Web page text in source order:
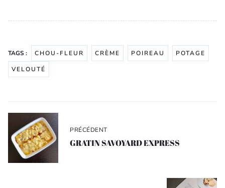
TAGS : CHOU-FLEUR CRÈME POIREAU
POTAGE
VELOUTÉ
l’article
PRÉCÉDENT
GRATIN SAVOYARD EXPRESS